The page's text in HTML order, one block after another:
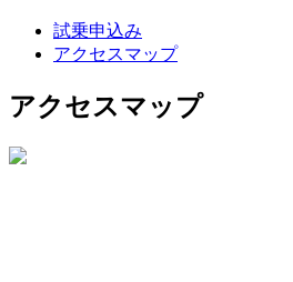
試乗申込み
アクセスマップ
アクセスマップ